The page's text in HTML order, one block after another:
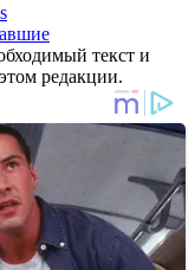
текст и
редакции.